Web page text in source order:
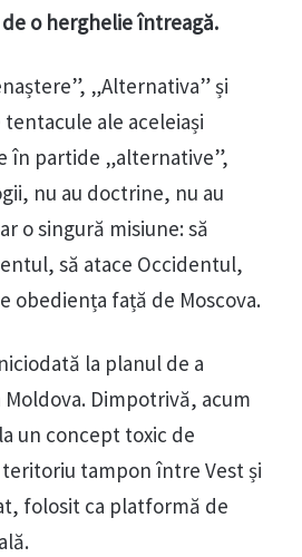
o herghelie întreagă.
„Alternativa” și
ale aceleiași
în partide „alternative”,
nu au doctrine, nu au
o singură misiune: să
să atace Occidentul,
obediența față de Moscova.
la planul de a
Dimpotrivă, acum
un concept toxic de
teritoriu tampon între Vest și
folosit ca platformă de